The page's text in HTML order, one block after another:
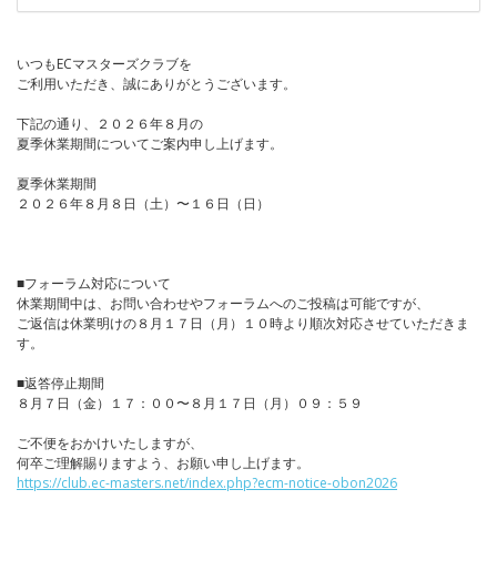
いつもECマスターズクラブを
ご利用いただき、誠にありがとうございます。
下記の通り、２０２６年８月の
夏季休業期間についてご案内申し上げます。
夏季休業期間
２０２６年８月８日（土）〜１６日（日）
■フォーラム対応について
休業期間中は、お問い合わせやフォーラムへのご投稿は可能ですが、
ご返信は休業明けの８月１７日（月）１０時より順次対応させていただきま
す。
■返答停止期間
８月７日（金）１７：００〜８月１７日（月）０９：５９
ご不便をおかけいたしますが、
何卒ご理解賜りますよう、お願い申し上げます。
https://club.ec-masters.net/index.php?ecm-notice-obon2026